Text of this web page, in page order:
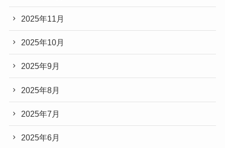
2025年11月
2025年10月
2025年9月
2025年8月
2025年7月
2025年6月